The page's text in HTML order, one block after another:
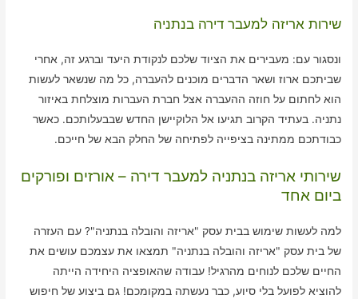
שירות אריזה למעבר דירה בנתניה
ונסגור עם: מעבירים את הציוד שלכם לנקודת היעד וברגע זה, אחרי
שביתכם ארוז ושאר הדברים מוכנים להעברה, כל מה שנשאר לעשות
הוא לחתום על חוזה ההעברה אצל חברת העברות מוצלחת באיזור
נתניה. בעתיד הקרוב תגיעו אל הלוקיישן החדש שבבעלותכם. כאשר
כבודתכם ממתינה בציפייה לפתיחה של החלק הבא של חייכם.
שירותי אריזה בנתניה למעבר דירה – אורזים ופורקים
ביום אחד
למה לעשות שימוש בבית עסק "אריזה והובלה בנתניה"? עם העזרה
של בית עסק "אריזה והובלה בנתניה" תמצאו את עצמכם עושים את
החיים שלכם לנוחים מהרגיל! עבודה שהאופציה היחידה הייתה
להוציא לפועל בלי סיוע, כבר נעשתה במקומכם! גם ביצוע של חיפוש